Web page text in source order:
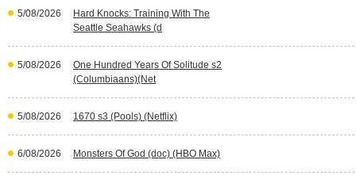
5/08/2026
Hard Knocks: Training With The
Seattle Seahawks (d
5/08/2026
One Hundred Years Of Solitude s2
(Columbiaans)(Net
5/08/2026 1670 s3 (Pools) (Netflix)
6/08/2026 Monsters Of God (doc) (HBO Max)